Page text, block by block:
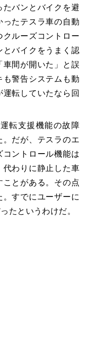
たバンとバイクを避
ったテスラ車の自動
ルーズコントロー
とバイクをうまく認
間が開いた」と誤
警告システムも動
転していたなら回
転支援機能の故障
。だが、テスラのエ
コントロール機能は
代わりに静止した車
ことがある。その点
すでにユーザーに
たというわけだ。